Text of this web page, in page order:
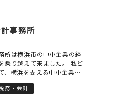
ていただいております。
事務所
所は横浜市の中小企業の経
乗り越えて来ました。 私ど
、横浜を支える中小企業の
、経理や経営を支援するこ
理士顧問以外にも、会社設
務・会計